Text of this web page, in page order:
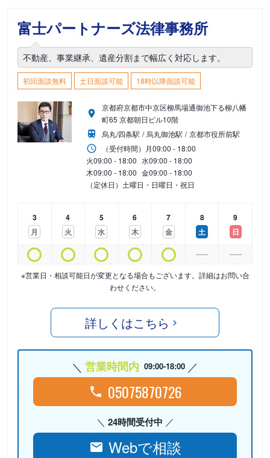
富士パートナーズ法律事務所
不動産、事業継承、遺産分割まで幅広く対応します。
初回面談無料 土日面談可能 18時以降面談可能
京都府京都市中京区柳馬場通御池下る柳八幡
町65 京都朝日ビル10階
烏丸/四条駅
烏丸御池駅
京都市役所前駅
（受付時間） 月09:00 - 18:00
火09:00 - 18:00 水09:00 - 18:00
木09:00 - 18:00 金09:00 - 18:00
（定休日）土曜日・日曜日・祝日
3
月
4
火
5
水
6
木
7
金
8
土
9
日
※営業日・相談可能日が変更となる場合もございます。詳細はお問い合
わせください。
詳しくはこちら
営業時間内 09:00-18:00
05075870726
24時間受付中
Webで相談